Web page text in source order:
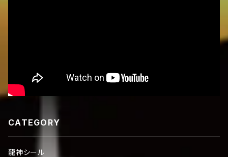
CATEGORY
龍神シール